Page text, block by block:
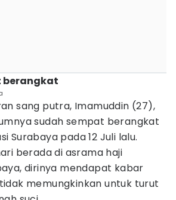
berangkat
sang putra, Imamuddin (27),
sudah sempat berangkat
Surabaya pada 12 Juli lalu.
berada di asrama haji
dirinya mendapat kabar
memungkinkan untuk turut